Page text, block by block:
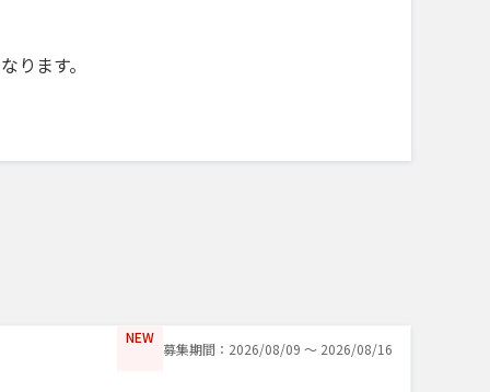
ります。
NEW
募集期間：2026/08/09 〜 2026/08/16